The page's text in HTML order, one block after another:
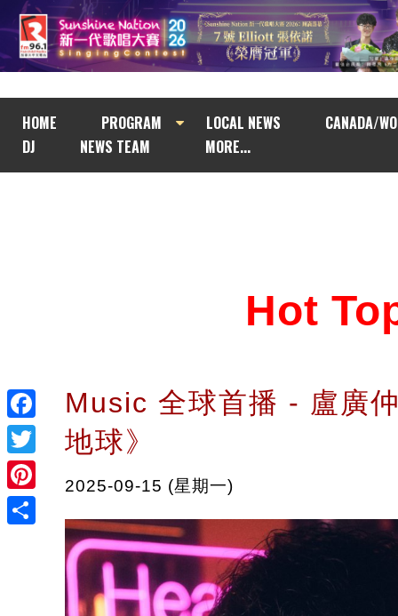
HOME PROGRAM LOCAL NEWS
CANADA/
DJ
NEWS TEAM MORE...
Facebook
Twitter
Pinterest
Hot
Music 全球首播 - 盧廣
地球》
2025-09-15 (星期一)